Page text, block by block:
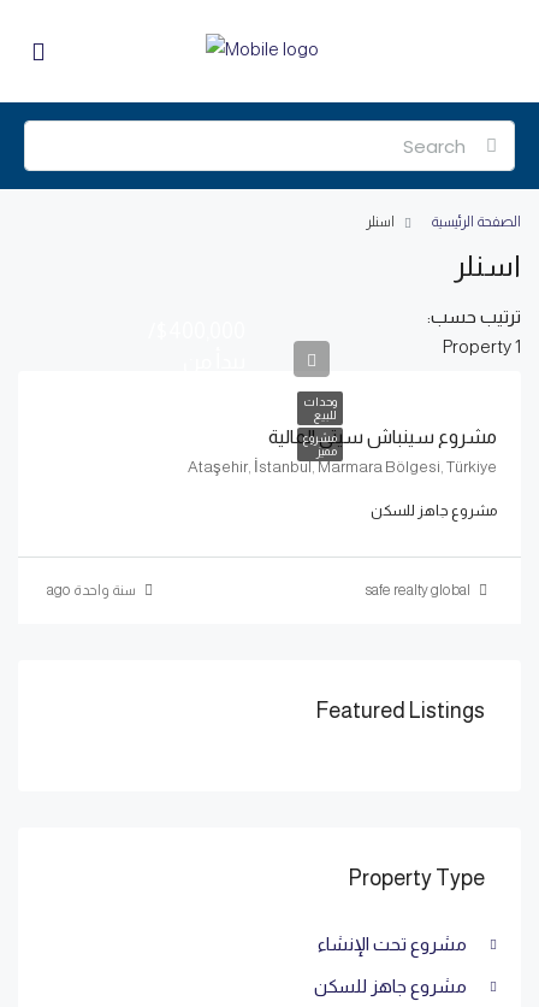
الصفحة الرئيسية اسنلر
اسنلر
1 Property
ترتيب حسب:
وحدات
للبيع
مشروع
مميز
مشروع سينباش سيتي المالية
Ataşehir, İstanbul, Marmara Bölgesi, Türkiye
مشروع جاهز للسكن
safe realty global سنة واحدة ago
Featured Listings
Property Type
مشروع تحت الإنشاء
مشروع جاهز للسكن